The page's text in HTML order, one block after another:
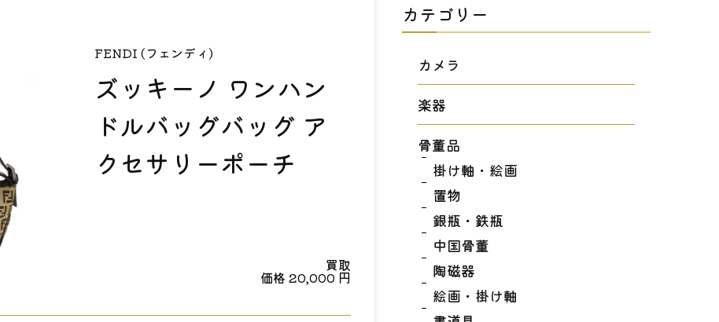
FENDI (フェンディ)
ズッキーノ ワンハン
ドルバッグバッグ ア
クセサリーポーチ
買取
価格 20,000 円
カテゴリー
カメラ
楽器
骨董品
掛け軸・絵画
置物
銀瓶・鉄瓶
中国骨董
陶磁器
絵画・掛け軸